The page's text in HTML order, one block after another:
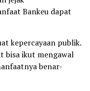
Bankeu dapat
kepercayaan publik.
bisa ikut mengawal
benar-